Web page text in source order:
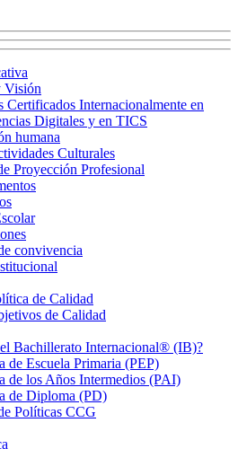
Visión
Certificados Internacionalmente en
Digitales y en TICS
humana
Culturales
Proyección Profesional
convivencia
de Calidad
de Calidad
el Bachillerato Internacional® (IB)?
de Escuela Primaria (PEP)
de los Años Intermedios (PAI)
de Diploma (PD)
Políticas CCG